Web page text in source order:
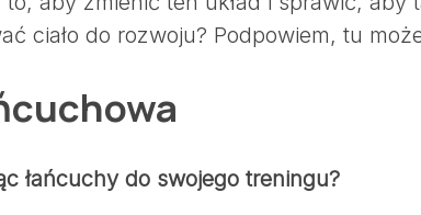
ciało do rozwoju? Podpowiem, tu
łańcuchy do swojego treningu?